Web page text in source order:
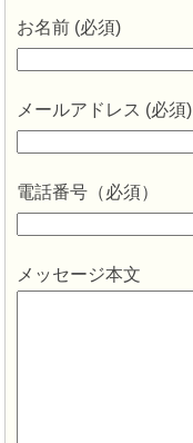
お名前 (必須)
メールアドレス (必須)
電話番号（必須）
メッセージ本文